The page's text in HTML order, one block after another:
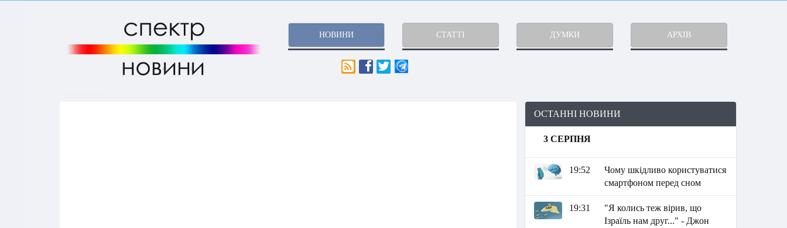
НОВИНИ СТАТТІ ДУМКИ АРХІВ
ОСТАННІ НОВИНИ
3 СЕРПНЯ
19:52
Чому шкідливо користуватися
смартфоном перед сном
19:31
"Я колись теж вірив, що
Ізраїль нам друг..." - Джон